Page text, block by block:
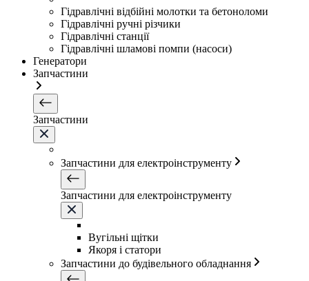
Гідравлічні відбійні молотки та бетоноломи
Гідравлічні ручні різчики
Гідравлічні станції
Гідравлічні шламові помпи (насоси)
Генератори
Запчастини
Запчастини
Запчастини для електроінструменту
Запчастини для електроінструменту
Вугільні щітки
Якоря і статори
Запчастини до будівельного обладнання